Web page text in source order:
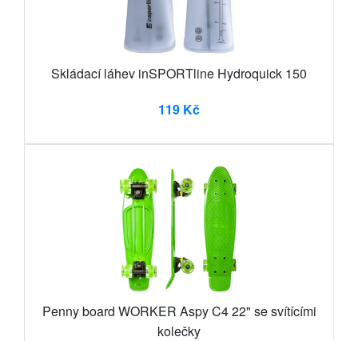
Skládací láhev inSPORTline Hydroquick 150
119 Kč
Penny board WORKER Aspy C4 22" se svítícími
kolečky